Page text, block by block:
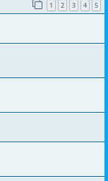
1 2 3 4 5